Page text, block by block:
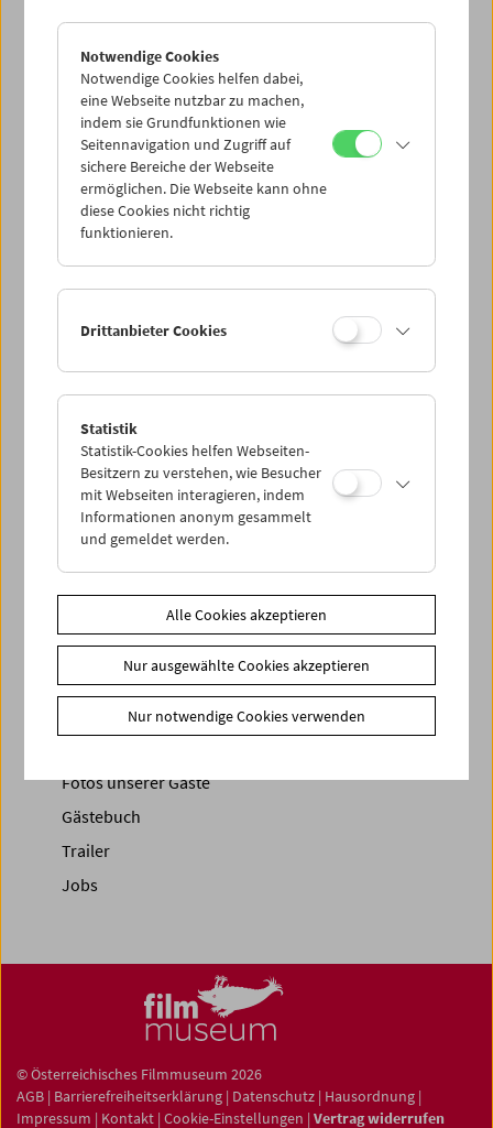
Jahre Wiener Kongress" (Text: Oliver Hanley), erhältlich
im Ausstellungsshop oder über Carl Gerold's Sohn
Verlagsbuchhandlung, 1090 Wien und www.gerold-
verlag.at
< zurück zur Übersicht
Share on
News
News Archiv
Fotos unserer Gäste
Gästebuch
Trailer
Jobs
© Österreichisches Filmmuseum 2026
AGB | Barrierefreiheitserklärung | Datenschutz | Hausordnung |
Impressum | Kontakt | Cookie-Einstellungen | Vertrag widerrufen
Notwendige Cookies
Notwendige Cookies helfen dabei,
eine Webseite nutzbar zu machen,
indem sie Grundfunktionen wie
Seitennavigation und Zugriff auf
sichere Bereiche der Webseite
ermöglichen. Die Webseite kann ohne
diese Cookies nicht richtig
funktionieren.
Drittanbieter Cookies
Statistik
Statistik-Cookies helfen Webseiten-
Besitzern zu verstehen, wie Besucher
mit Webseiten interagieren, indem
Informationen anonym gesammelt
und gemeldet werden.
Alle Cookies akzeptieren
Nur ausgewählte Cookies akzeptieren
Nur notwendige Cookies verwenden